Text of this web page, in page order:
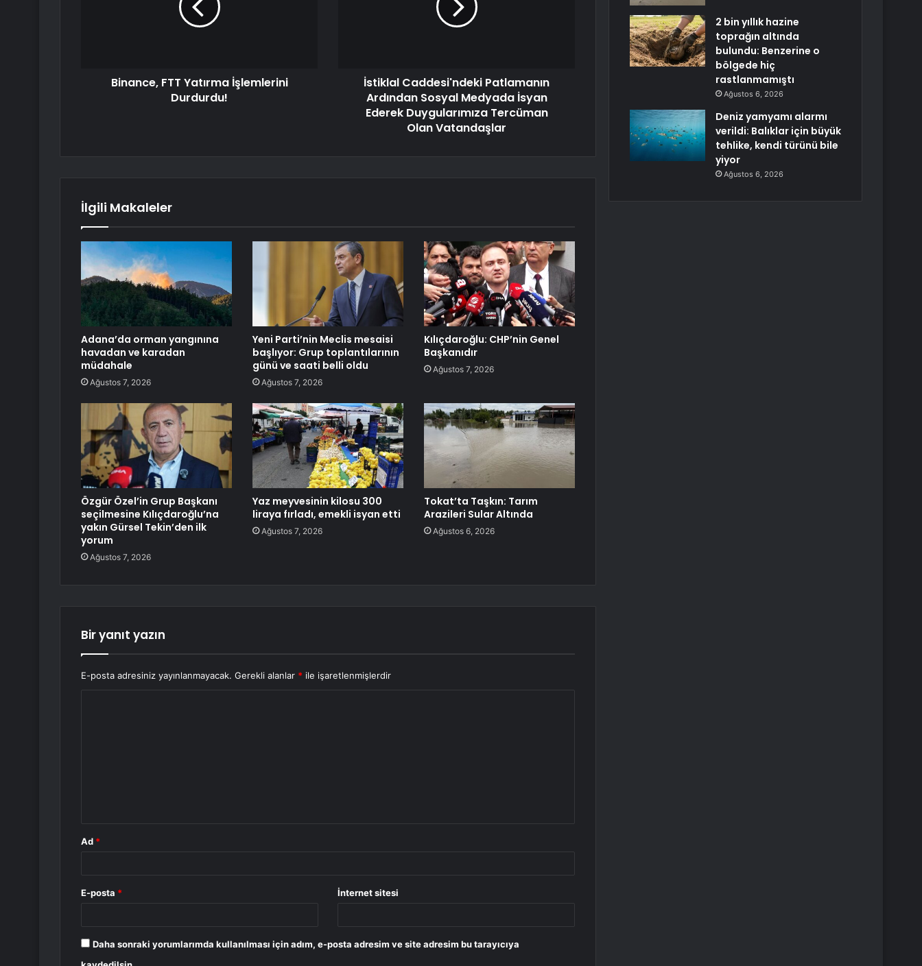
Binance, FTT Yatırma İşlemlerini
Durdurdu!
İstiklal Caddesi'ndeki Patlamanın
Ardından Sosyal Medyada İsyan
Ederek Duygularımıza Tercüman
Olan Vatandaşlar
İlgili Makaleler
Adana’da orman yangınına
havadan ve karadan
müdahale
Ağustos 7, 2026
Yeni Parti’nin Meclis mesaisi
başlıyor: Grup toplantılarının
günü ve saati belli oldu
Ağustos 7, 2026
Kılıçdaroğlu: CHP’nin Genel
Başkanıdır
Ağustos 7, 2026
Özgür Özel’in Grup Başkanı
seçilmesine Kılıçdaroğlu’na
yakın Gürsel Tekin’den ilk
yorum
Ağustos 7, 2026
Yaz meyvesinin kilosu 300
liraya fırladı, emekli isyan etti
Ağustos 7, 2026
Tokat’ta Taşkın: Tarım
Arazileri Sular Altında
Ağustos 6, 2026
Bir yanıt yazın
E-posta adresiniz yayınlanmayacak. Gerekli alanlar * ile işaretlenmişlerdir
Ad *
E-posta * İnternet sitesi
Daha sonraki yorumlarımda kullanılması için adım, e-posta adresim ve site adresim bu tarayıcıya
2 bin yıllık hazine
toprağın altında
bulundu: Benzerine o
bölgede hiç
rastlanmamıştı
Ağustos 6, 2026
Deniz yamyamı alarmı
verildi: Balıklar için büyük
tehlike, kendi türünü bile
yiyor
Ağustos 6, 2026